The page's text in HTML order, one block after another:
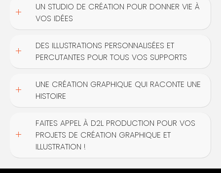
UN STUDIO DE CRÉATION POUR DONNER VIE À
VOS IDÉES
DES ILLUSTRATIONS PERSONNALISÉES ET
PERCUTANTES POUR TOUS VOS SUPPORTS
UNE CRÉATION GRAPHIQUE QUI RACONTE UNE
HISTOIRE
FAITES APPEL À D2L PRODUCTION POUR VOS
PROJETS DE CRÉATION GRAPHIQUE ET
ILLUSTRATION !